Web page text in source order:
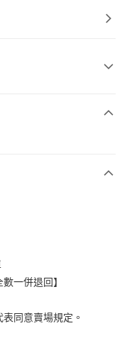
業銀行
際商業銀行
台灣）商業銀行
一併退回】
同意賣場規定。